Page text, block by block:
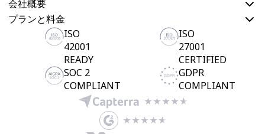
会社概要
プランと料金
ISO
42001
READY
ISO
27001
CERTIFIED
SOC 2
COMPLIANT
GDPR
COMPLIANT